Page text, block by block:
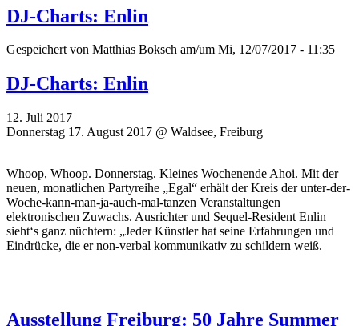
DJ-Charts: Enlin
Gespeichert von Matthias Boksch am/um Mi, 12/07/2017 - 11:35
DJ-Charts: Enlin
12. Juli 2017
Donnerstag 17. August 2017 @ Waldsee, Freiburg
Whoop, Whoop. Donnerstag. Kleines Wochenende Ahoi. Mit der
neuen, monatlichen Partyreihe „Egal“ erhält der Kreis der unter-der-
Woche-kann-man-ja-auch-mal-tanzen Veranstaltungen
elektronischen Zuwachs. Ausrichter und Sequel-Resident Enlin
sieht‘s ganz nüchtern: „Jeder Künstler hat seine Erfahrungen und
Eindrücke, die er non-verbal kommunikativ zu schildern weiß.
Ausstellung Freiburg: 50 Jahre Summer